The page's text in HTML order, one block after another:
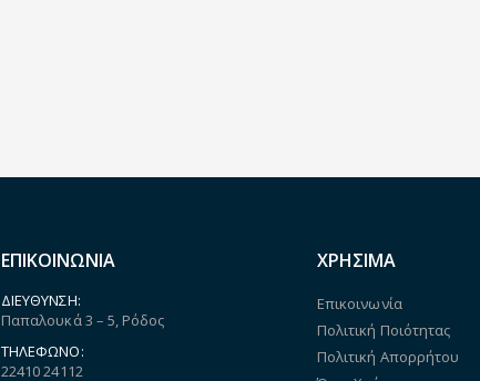
ΕΠΙΚΟΙΝΩΝΙΑ
ΔΙΕΎΘΥΝΣΗ:
Παπαλουκά 3 – 5, Ρόδος
ΤΗΛΈΦΩΝΟ:
22410 24112
ΧΡΗΣΙΜΑ
Επικοινωνία
Πολιτική Ποιότητας
Πολιτική Απορρήτου